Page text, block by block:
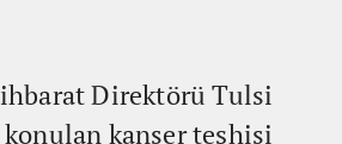
Direktörü Tulsi
konulan kanser teşhisi